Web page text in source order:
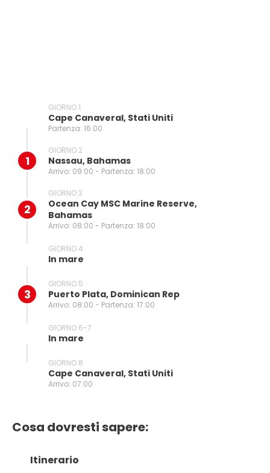
GIORNO 1
Cape Canaveral, Stati Uniti
Partenza: 16:00
1
GIORNO 2
Nassau, Bahamas
Arrivo: 09:00 - Partenza: 18:00
2
GIORNO 3
Ocean Cay MSC Marine Reserve,
Bahamas
Arrivo: 08:00 - Partenza: 18:00
GIORNO 4
In mare
3
GIORNO 5
Puerto Plata, Dominican Rep
Arrivo: 08:00 - Partenza: 17:00
GIORNO 6-7
In mare
GIORNO 8
Cape Canaveral, Stati Uniti
Arrivo: 07:00
Cosa dovresti sapere:
Itinerario